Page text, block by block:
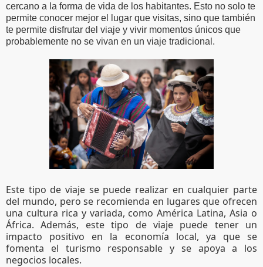
cercano a la forma de vida de los habitantes. Esto no solo te
permite conocer mejor el lugar que visitas, sino que también
te permite disfrutar del viaje y vivir momentos únicos que
probablemente no se vivan en un viaje tradicional.
Este tipo de viaje se puede realizar en cualquier parte
del mundo, pero se recomienda en lugares que ofrecen
una cultura rica y variada, como América Latina, Asia o
África. Además, este tipo de viaje puede tener un
impacto positivo en la economía local, ya que se
fomenta el turismo responsable y se apoya a los
negocios locales.